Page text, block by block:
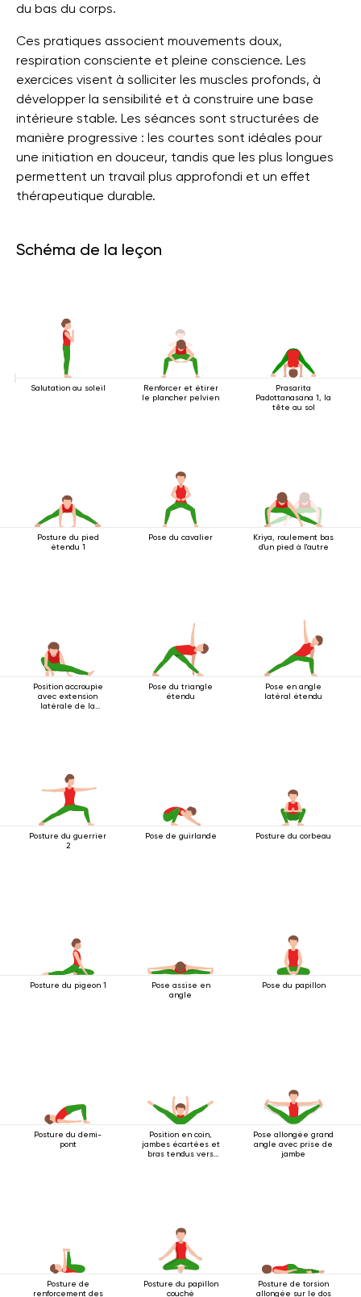
du bas du corps.
Ces pratiques associent mouvements doux,
respiration consciente et pleine conscience. Les
exercices visent à solliciter les muscles profonds, à
développer la sensibilité et à construire une base
intérieure stable. Les séances sont structurées de
manière progressive : les courtes sont idéales pour
une initiation en douceur, tandis que les plus longues
permettent un travail plus approfondi et un effet
thérapeutique durable.
Schéma de la leçon
Salutation au soleil
Renforcer et étirer
le plancher pelvien
Prasarita
Padottanasana 1, la
tête au sol
Posture du pied
étendu 1
Pose du cavalier
Kriya, roulement bas
d'un pied à l'autre
Position accroupie
avec extension
latérale de la
Pose du triangle
étendu
Pose en angle
latéral étendu
Posture du guerrier
2
Pose de guirlande Posture du corbeau
Posture du pigeon 1
Pose assise en
angle
Pose du papillon
Posture du demi-
pont
Position en coin,
jambes écartées et
bras tendus vers
Pose allongée grand
angle avec prise de
jambe
Posture de
renforcement des
Posture du papillon
couché
Posture de torsion
allongée sur le dos